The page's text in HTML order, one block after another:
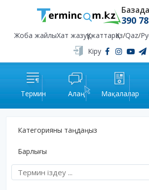
390
Жоба жайлыХат жазуҚұжаттарҚаз/Qaz/
Кіру
Термин Алаң Мақалалар
Категорияны таңдаңыз
Барлығы